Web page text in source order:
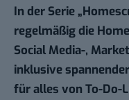
In der Serie „
regelmäßig die
Social Media-,
inklusive
für alles von To-Do-